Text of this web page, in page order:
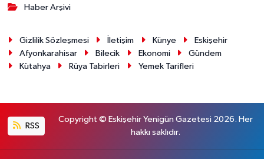
Haber Arşivi
Gizlilik Sözleşmesi İletişim Künye
Eskişehir
Afyonkarahisar
Bilecik Ekonomi
Gündem
Kütahya
Rüya Tabirleri Yemek Tarifleri
RSS
Copyright © Eskişehir Yenigün Gazetesi 2026. Her
hakkı saklıdır.